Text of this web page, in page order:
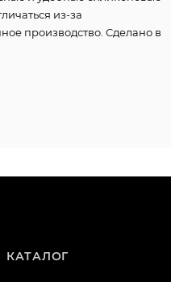
из-за
производство. Сделано в
КАТАЛОГ